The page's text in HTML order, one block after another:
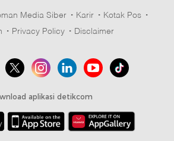
Media Siber Karir
Kotak Pos
Privacy Policy Disclaimer
aplikasi detikcom